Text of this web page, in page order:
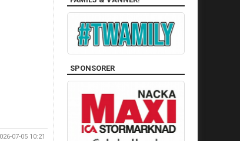
07-05 10:21
SPONSORER